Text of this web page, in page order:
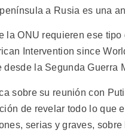
a Rusia es una
la ONU requieren ese
Intervention since
la Segunda Guerra
sobre su reunión con
de revelar todo lo que
serias y graves,